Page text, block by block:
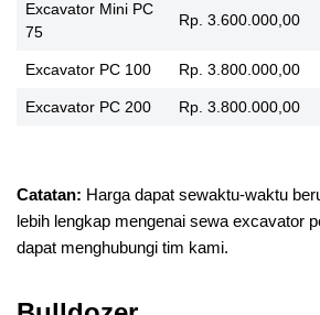
Excavator Mini PC
75
Rp. 3.600.000,00
Excavator PC 100 Rp. 3.800.000,00
Excavator PC 200 Rp. 3.800.000,00
Catatan: Harga dapat sewaktu-waktu
lebih lengkap mengenai sewa excavator
dapat menghubungi tim kami.